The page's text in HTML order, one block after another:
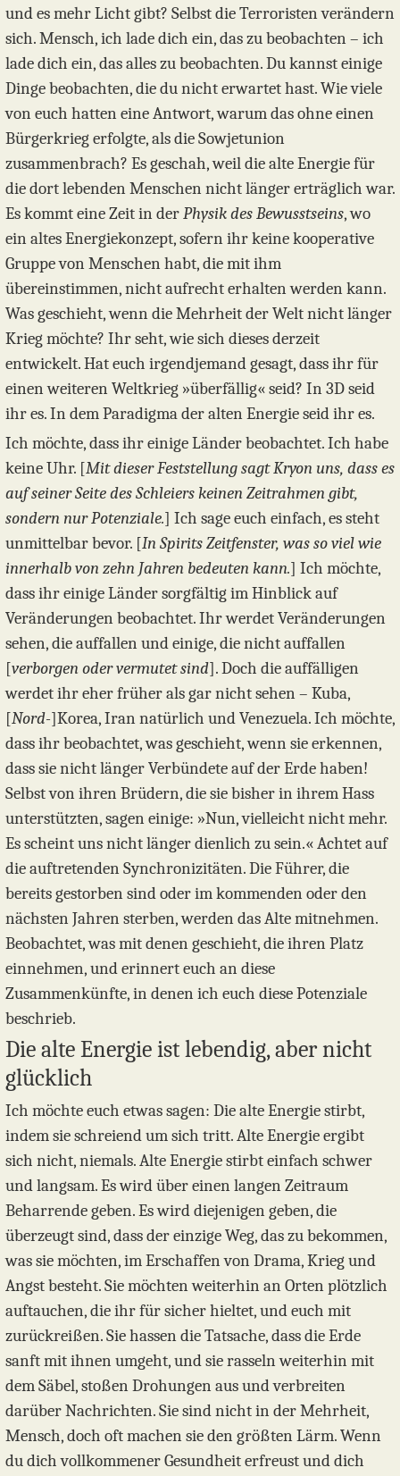
und es mehr Licht gibt? Selbst die Terroristen verändern
sich. Mensch, ich lade dich ein, das zu beobachten – ich
lade dich ein, das alles zu beobachten. Du kannst einige
Dinge beobachten, die du nicht erwartet hast. Wie viele
von euch hatten eine Antwort, warum das ohne einen
Bürgerkrieg erfolgte, als die Sowjetunion
zusammenbrach? Es geschah, weil die alte Energie für
die dort lebenden Menschen nicht länger erträglich war.
Es kommt eine Zeit in derPhysik des Bewusstseins, wo
ein altes Energiekonzept, sofern ihr keine kooperative
Gruppe von Menschen habt, die mit ihm
übereinstimmen, nicht aufrecht erhalten werden kann.
Was geschieht, wenn die Mehrheit der Welt nicht länger
Krieg möchte? Ihr seht, wie sich dieses derzeit
entwickelt. Hat euch irgendjemand gesagt, dass ihr für
einen weiteren Weltkrieg »überfällig« seid? In 3D seid
ihr es. In dem Paradigma der alten Energie seid ihr es.
Ich möchte, dass ihr einige Länder beobachtet. Ich habe
keine Uhr. [Mit dieser Feststellung sagt Kryon uns, dass es
auf seiner Seite des Schleiers keinen Zeitrahmen gibt,
sondern nur Potenziale.] Ich sage euch einfach, es steht
unmittelbar bevor. [In Spirits Zeitfenster, was so viel wie
innerhalb von zehn Jahren bedeuten kann.] Ich möchte,
dass ihr einige Länder sorgfältig im Hinblick auf
Veränderungen beobachtet. Ihr werdet Veränderungen
sehen, die auffallen und einige, die nicht auffallen
[verborgen oder vermutet sind]. Doch die auffälligen
werdet ihr eher früher als gar nicht sehen – Kuba,
[Nord-]Korea, Iran natürlich und Venezuela. Ich möchte,
dass ihr beobachtet, was geschieht, wenn sie erkennen,
dass sie nicht länger Verbündete auf der Erde haben!
Selbst von ihren Brüdern, die sie bisher in ihrem Hass
unterstützten, sagen einige: »Nun, vielleicht nicht mehr.
Es scheint uns nicht länger dienlich zu sein.« Achtet auf
die auftretenden Synchronizitäten. Die Führer, die
bereits gestorben sind oder im kommenden oder den
nächsten Jahren sterben, werden das Alte mitnehmen.
Beobachtet, was mit denen geschieht, die ihren Platz
einnehmen, und erinnert euch an diese
Zusammenkünfte, in denen ich euch diese Potenziale
beschrieb.
Die alte Energie ist lebendig, aber nicht
glücklich
Ich möchte euch etwas sagen: Die alte Energie stirbt,
indem sie schreiend um sich tritt. Alte Energie ergibt
sich nicht, niemals. Alte Energie stirbt einfach schwer
und langsam. Es wird über einen langen Zeitraum
Beharrende geben. Es wird diejenigen geben, die
überzeugt sind, dass der einzige Weg, das zu bekommen,
was sie möchten, im Erschaffen von Drama, Krieg und
Angst besteht. Sie möchten weiterhin an Orten plötzlich
auftauchen, die ihr für sicher hieltet, und euch mit
zurückreißen. Sie hassen die Tatsache, dass die Erde
sanft mit ihnen umgeht, und sie rasseln weiterhin mit
dem Säbel, stoßen Drohungen aus und verbreiten
darüber Nachrichten. Sie sind nicht in der Mehrheit,
Mensch, doch oft machen sie den größten Lärm. Wenn
du dich vollkommener Gesundheit erfreust und dich